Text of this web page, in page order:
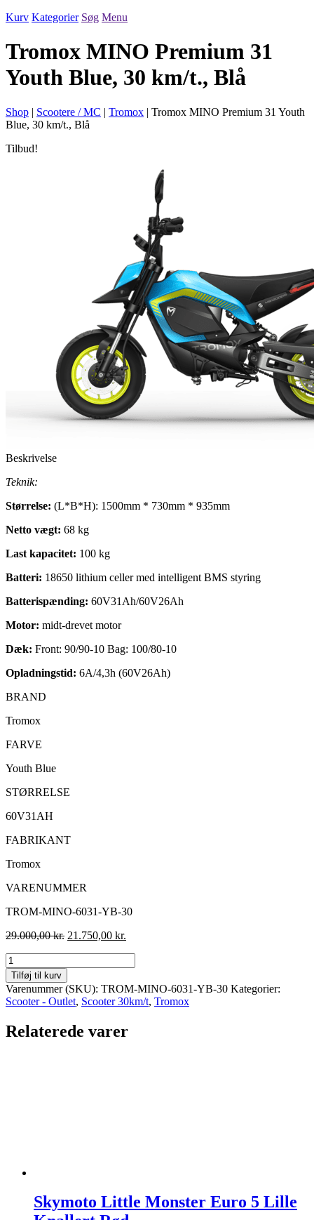
Kurv Kategorier Søg Menu
Tromox MINO Premium 31
Youth Blue, 30 km/t., Blå
Shop | Scootere / MC | Tromox | Tromox MINO Premium 31 Youth
Blue, 30 km/t., Blå
Tilbud!
Beskrivelse
Teknik:
Størrelse: (L*B*H): 1500mm * 730mm * 935mm
Netto vægt: 68 kg
Last kapacitet: 100 kg
Batteri: 18650 lithium celler med intelligent BMS styring
Batterispænding: 60V31Ah/60V26Ah
Motor: midt-drevet motor
Dæk: Front: 90/90-10 Bag: 100/80-10
Opladningstid: 6A/4,3h (60V26Ah)
BRAND
Tromox
FARVE
Youth Blue
STØRRELSE
60V31AH
FABRIKANT
Tromox
VARENUMMER
TROM-MINO-6031-YB-30
29.000,00kr. Den
var:
29.000,00 kr..
21.750,00 kr.
21.750,00 kr..
Tromox
MINO
Premium
31
Youth
30
Tilføj til kurv
Varenummer (SKU): TROM-MINO-6031-YB-30 Kategorier:
Scooter - Outlet, Scooter 30km/t, Tromox
Relaterede varer
Skymoto Little Monster Euro 5 Lille